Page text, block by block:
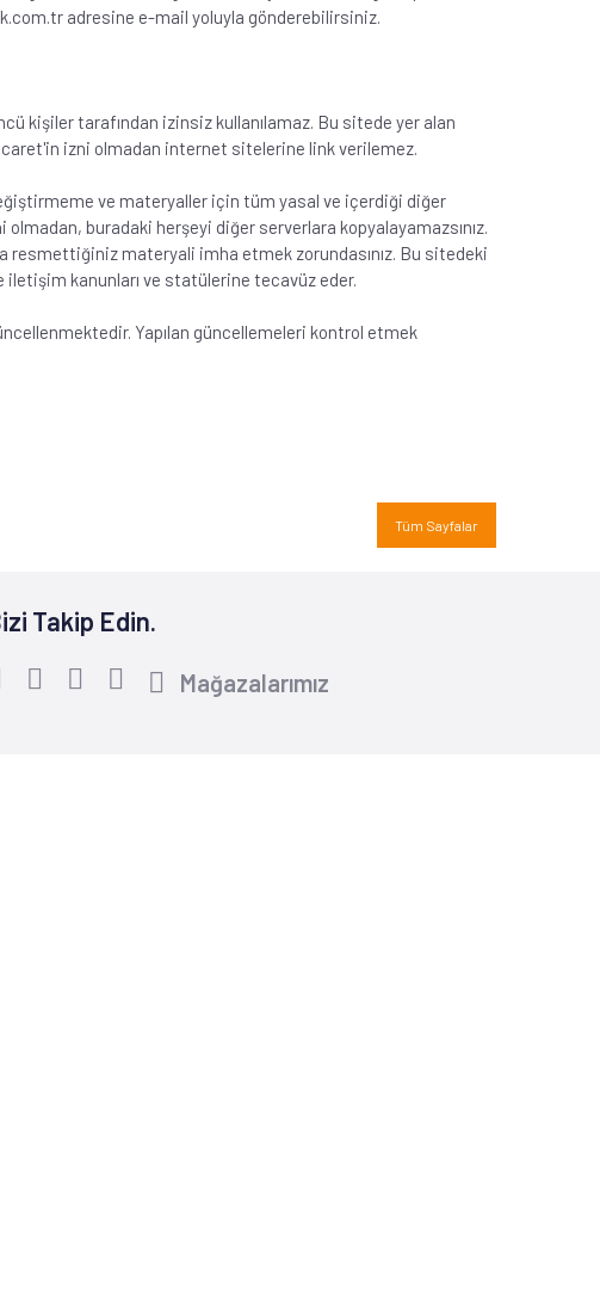
adresine e-mail yoluyla gönderebilirsiniz.
kişiler tarafından izinsiz kullanılamaz. Bu sitede yer alan
izni olmadan internet sitelerine link verilemez.
ve materyaller için tüm yasal ve içerdiği diğer
buradaki herşeyi diğer serverlara kopyalayamazsınız.
materyali imha etmek zorundasınız. Bu sitedeki
iletişim kanunları ve statülerine tecavüz eder.
Yapılan güncellemeleri kontrol etmek
Tüm Sayfalar
Takip Edin.
Mağazalarımız